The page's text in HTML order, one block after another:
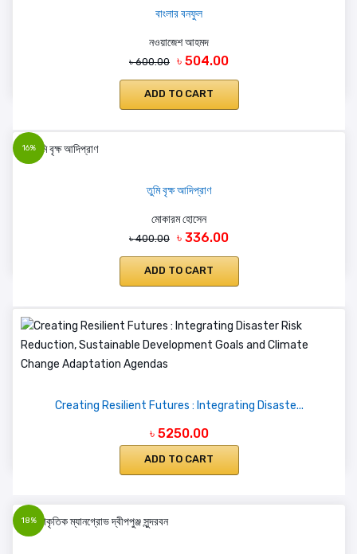
বাংলার বনফুল
নওয়াজেশ আহমদ
৳ 600.00 ৳ 504.00
ADD TO CART
16%
তুমি বৃক্ষ আদিপ্রাণ
মোকারম হোসেন
৳ 400.00 ৳ 336.00
ADD TO CART
Creating Resilient Futures : Integrating Disaste...
৳ 5250.00
ADD TO CART
18%